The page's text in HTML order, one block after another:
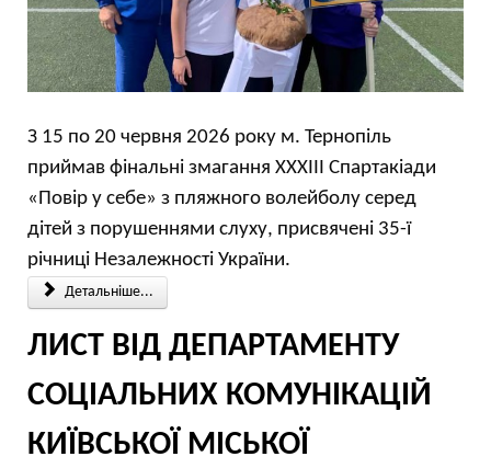
З 15 по 20 червня 2026 року м. Тернопіль
приймав фінальні змагання XXXIII Спартакіади
«Повір у себе» з пляжного волейболу серед
дітей з порушеннями слуху, присвячені 35-ї
річниці Незалежності України.
Детальніше...
ЛИСТ ВІД ДЕПАРТАМЕНТУ
СОЦІАЛЬНИХ КОМУНІКАЦІЙ
КИЇВСЬКОЇ МІСЬКОЇ